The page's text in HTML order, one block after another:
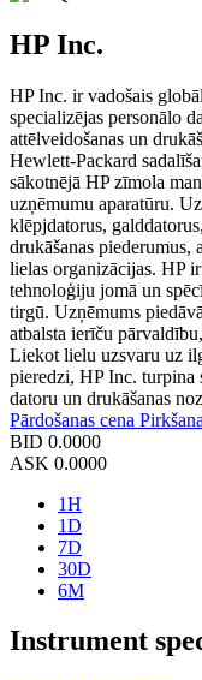
HP Inc.
HP Inc. ir vadošais
specializējas personālo
attēlveidošanas un
Hewlett-Packard
sākotnējā HP zīmola
uzņēmumu aparatūru.
klēpjdatorus,
drukāšanas piederumus,
lielas organizācijas. HP
tehnoloģiju jomā un
tirgū. Uzņēmums
atbalsta ierīču
Liekot lielu uzsvaru uz
pieredzi, HP Inc. turpina
datoru un drukāšanas
Pārdošanas cena
BID 0.0000
ASK 0.0000
1H
1D
7D
30D
6M
Instrument